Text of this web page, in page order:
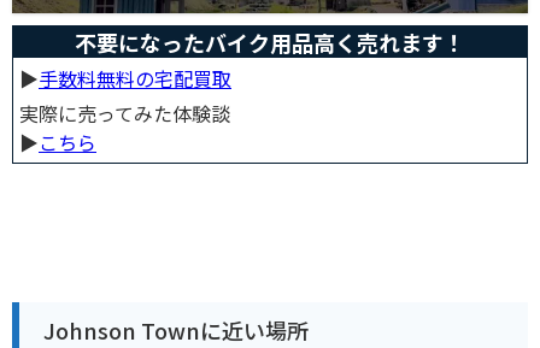
不要になったバイク用品高く売れます！
▶︎手数料無料の宅配買取
実際に売ってみた体験談
▶︎こちら
Johnson Townに近い場所